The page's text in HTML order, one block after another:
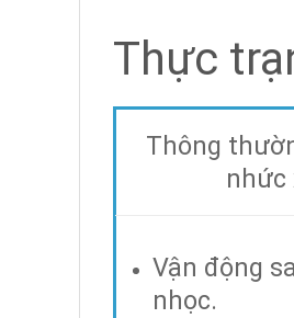
Thực
Thông
nhức
Vận động
nhọc.